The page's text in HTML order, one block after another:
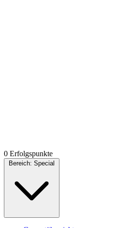
0 Erfolgspunkte
Bereich: Special